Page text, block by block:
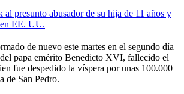
presunto abusador de su hija de 11 años y
EE. UU.
de nuevo este martes en el segundo día
papa emérito Benedicto XVI, fallecido el
fue despedido la víspera por unas 100.000
de San Pedro.